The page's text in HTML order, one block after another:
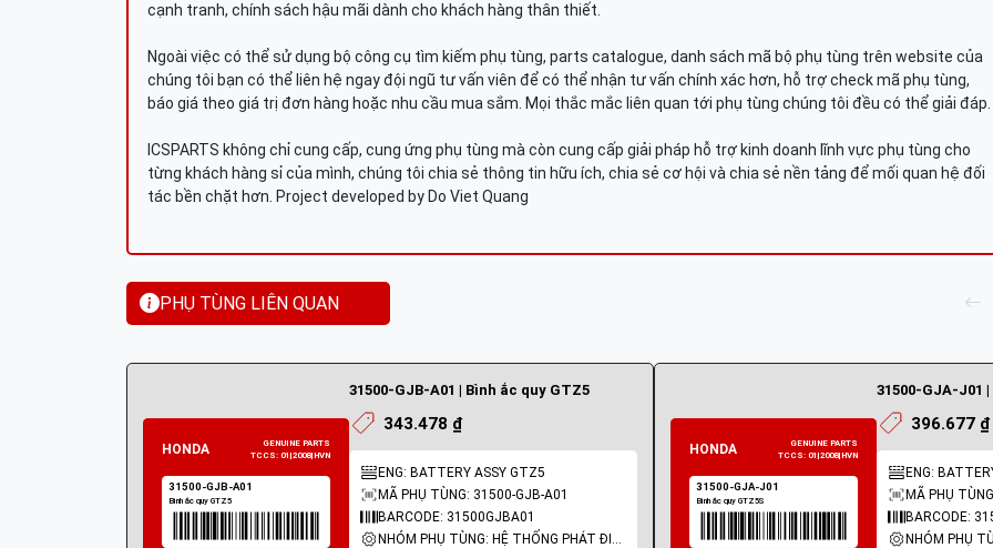
cạnh tranh, chính sách hậu mãi dành cho khách hàng thân thiết.
Ngoài việc có thể sử dụng bộ công cụ tìm kiếm phụ tùng, parts catalogue, danh sách mã bộ phụ tùng trên website của
chúng tôi bạn có thể liên hệ ngay đội ngũ tư vấn viên để có thể nhận tư vấn chính xác hơn, hỗ trợ check mã phụ tùng,
báo giá theo giá trị đơn hàng hoặc nhu cầu mua sắm. Mọi thắc mắc liên quan tới phụ tùng chúng tôi đều có thể giải đáp.
ICSPARTS không chỉ cung cấp, cung ứng phụ tùng mà còn cung cấp giải pháp hỗ trợ kinh doanh lĩnh vực phụ tùng cho
từng khách hàng sỉ của mình, chúng tôi chia sẻ thông tin hữu ích, chia sẻ cơ hội và chia sẻ nền tảng để mối quan hệ đối
tác bền chặt hơn. Project developed by Do Viet Quang
PHỤ TÙNG LIÊN QUAN
31500-GJB-A01 | Bình ắc quy GTZ5
343.478 ₫
ENG: BATTERY ASSY GTZ5
MÃ PHỤ TÙNG: 31500-GJB-A01
BARCODE: 31500GJBA01
NHÓM PHỤ TÙNG: HỆ THỐNG PHÁT ĐIỆN
31500-GJA-J01 |
396.677 ₫
ENG:
MÃ PHỤ
BARCODE: